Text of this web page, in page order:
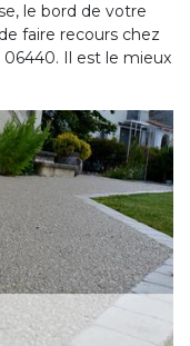
le bord de votre
faire recours chez
06440. Il est le mieux